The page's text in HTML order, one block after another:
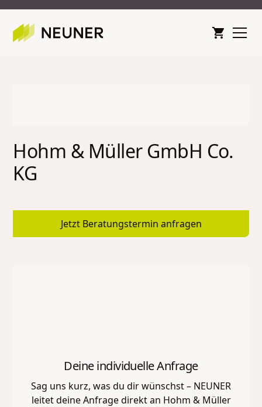
Hohm & Müller GmbH Co.
KG
Jetzt Beratungstermin anfragen
Deine individuelle Anfrage
Sag uns kurz, was du dir wünschst – NEUNER
leitet deine Anfrage direkt an Hohm & Müller